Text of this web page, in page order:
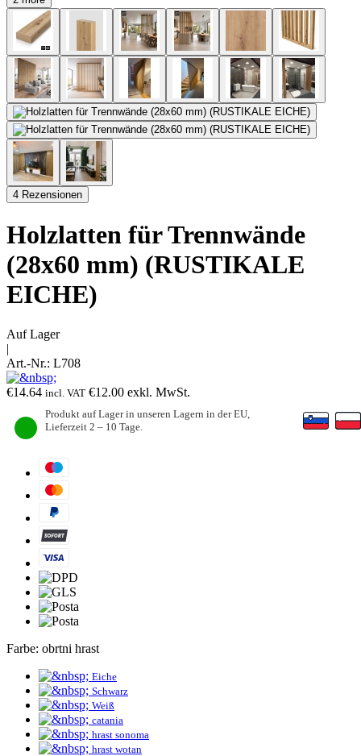
4 Rezensionen
Holzlatten für Trennwände
(28x60 mm) (RUSTIKALE
EICHE)
Auf Lager
|
Art.-Nr.: L708
€14.64 incl. VAT €12.00 exkl. MwSt.
Produkt auf Lager in unseren Lagern in der EU,
Lieferzeit 2 – 10 Tage.
Farbe: obrtni hrast
Eiche
Schwarz
Weiß
catania
hrast sonoma
hrast wotan